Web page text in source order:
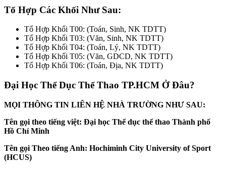
Tổ Hợp Các Khối Như Sau:
Tổ Hợp Khối T00: (Toán, Sinh, NK TDTT)
Tổ Hợp Khối T03: (Văn, Sinh, NK TDTT)
Tổ Hợp Khối T04: (Toán, Lý, NK TDTT)
Tổ Hợp Khối T05: (Văn, GDCD, NK TDTT)
Tổ Hợp Khối T06: (Toán, Địa, NK TDTT)
Đại Học Thể Dục Thể Thao TP.HCM Ở Đâu?
MỌI THÔNG TIN LIÊN HỆ NHÀ TRƯỜNG NHƯ SAU:
Tên gọi theo tiếng việt: Đại học Thể dục thể thao Thành phố
Hồ Chí Minh
Tên gọi Theo tiếng Anh: Hochiminh City University of Sport
(HCUS)